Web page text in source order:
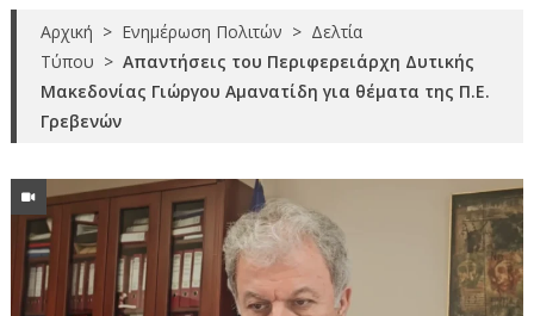
Αρχική > Ενημέρωση Πολιτών > Δελτία
Τύπου > Απαντήσεις του Περιφερειάρχη Δυτικής
Μακεδονίας Γιώργου Αμανατίδη για θέματα της Π.Ε.
Γρεβενών